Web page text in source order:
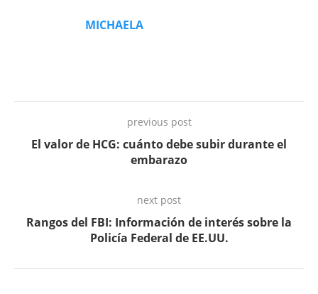
MICHAELA
previous post
El valor de HCG: cuánto debe subir durante el
embarazo
next post
Rangos del FBI: Información de interés sobre la
Policía Federal de EE.UU.